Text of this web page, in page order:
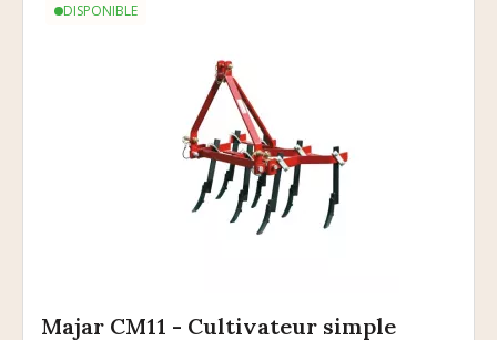
DISPONIBLE
Majar CM11 - Cultivateur simple